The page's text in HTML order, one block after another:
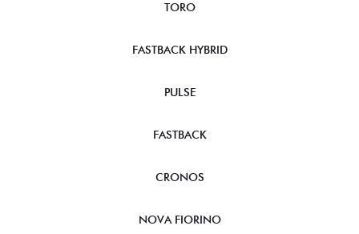
TORO
FASTBACK HYBRID
PULSE
FASTBACK
CRONOS
NOVA FIORINO